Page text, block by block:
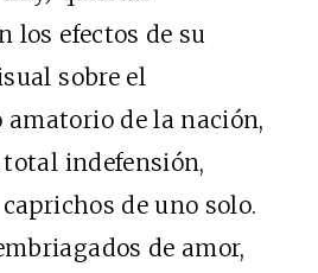
los efectos de su
sobre el
de la nación,
indefensión,
de uno solo.
de amor,